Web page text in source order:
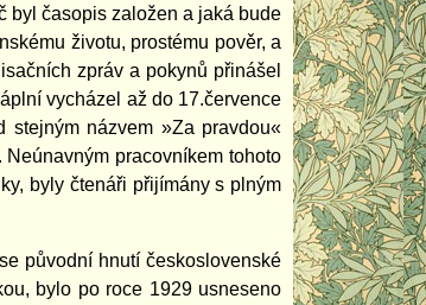
byl časopis založen a jaká bude
životu, prostému pověr, a
zpráv a pokynů přinášel
vycházel až do 17.července
stejným názvem »Za pravdou«
pracovníkem tohoto
byly čtenáři přijímány s plným
původní hnutí československé
bylo po roce 1929 usneseno